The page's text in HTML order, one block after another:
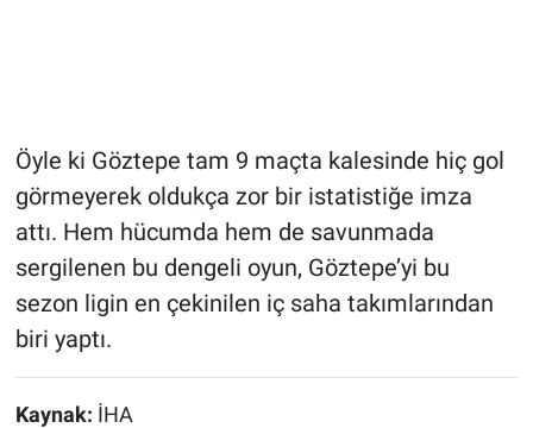
Öyle ki Göztepe tam 9 maçta kalesinde hiç gol
görmeyerek oldukça zor bir istatistiğe imza
attı. Hem hücumda hem de savunmada
sergilenen bu dengeli oyun, Göztepe’yi bu
sezon ligin en çekinilen iç saha takımlarından
biri yaptı.
Kaynak: İHA